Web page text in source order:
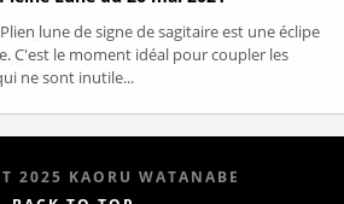
lune de signe de sagitaire est une éclipe
C'est le moment idéal pour coupler les
ne sont inutile...
14
2025 KAORU WATANABE